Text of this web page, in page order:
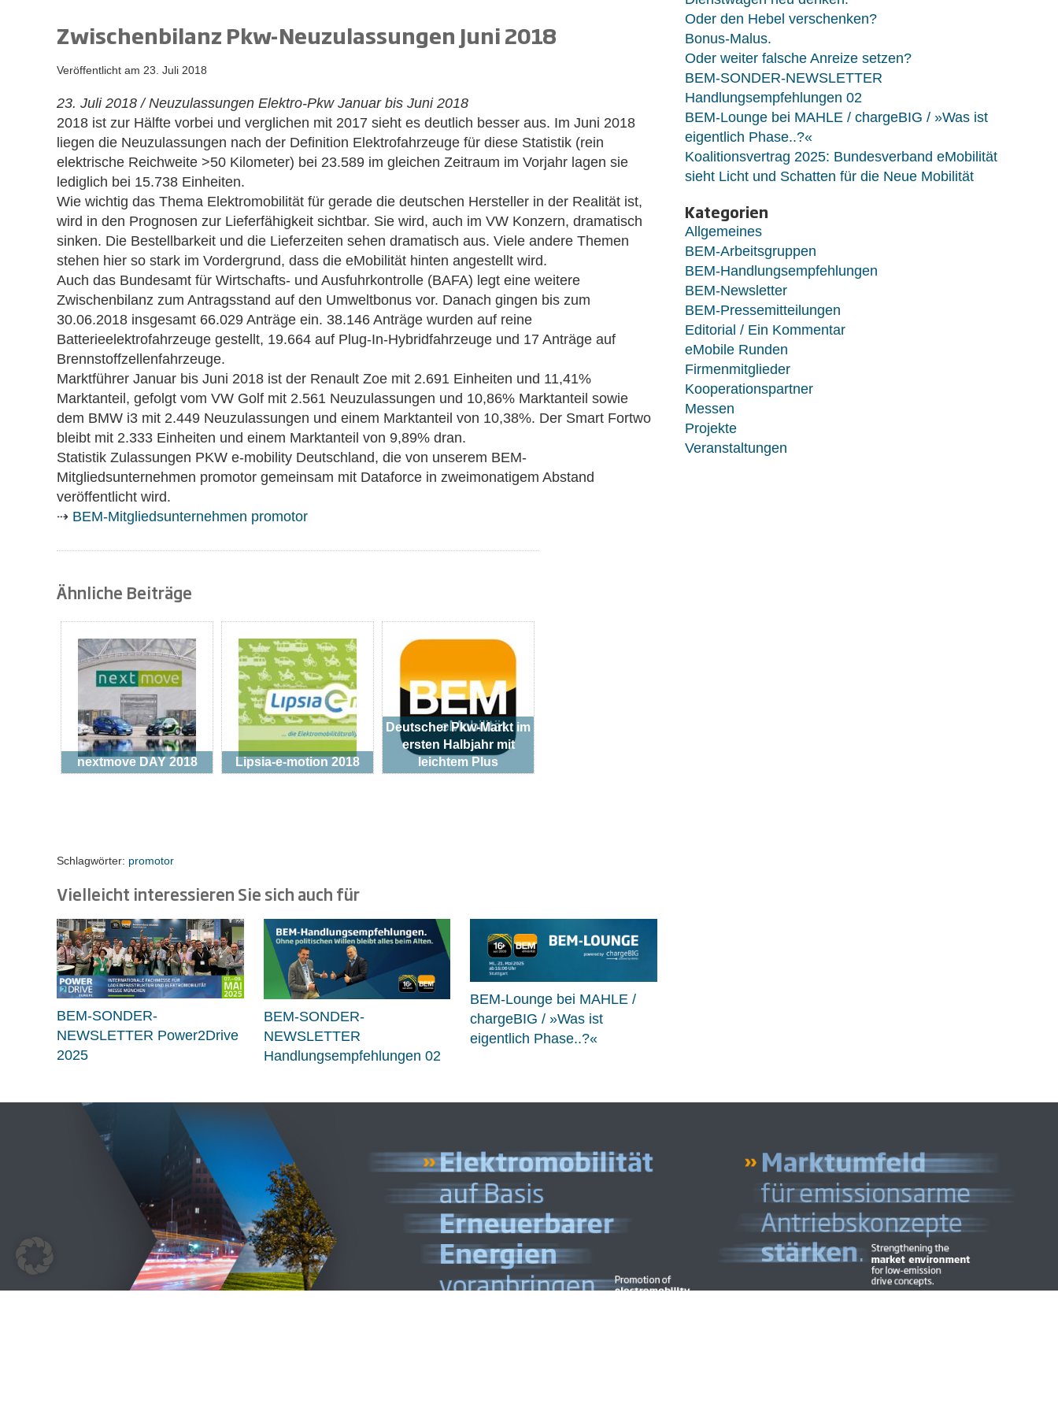
Zwischenbilanz Pkw-Neuzulassungen Juni 2018
Veröffentlicht am 23. Juli 2018
23. Juli 2018 / Neuzulassungen Elektro-Pkw Januar bis Juni 2018
2018 ist zur Hälfte vorbei und verglichen mit 2017 sieht es deutlich besser aus. Im Juni 2018
liegen die Neuzulassungen nach der Definition Elektrofahrzeuge für diese Statistik (rein
elektrische Reichweite >50 Kilometer) bei 23.589 im gleichen Zeitraum im Vorjahr lagen sie
lediglich bei 15.738 Einheiten.
Wie wichtig das Thema Elektromobilität für gerade die deutschen Hersteller in der Realität ist,
wird in den Prognosen zur Lieferfähigkeit sichtbar. Sie wird, auch im VW Konzern, dramatisch
sinken. Die Bestellbarkeit und die Lieferzeiten sehen dramatisch aus. Viele andere Themen
stehen hier so stark im Vordergrund, dass die eMobilität hinten angestellt wird.
Auch das Bundesamt für Wirtschafts- und Ausfuhrkontrolle (BAFA) legt eine weitere
Zwischenbilanz zum Antragsstand auf den Umweltbonus vor. Danach gingen bis zum
30.06.2018 insgesamt 66.029 Anträge ein. 38.146 Anträge wurden auf reine
Batterieelektrofahrzeuge gestellt, 19.664 auf Plug-In-Hybridfahrzeuge und 17 Anträge auf
Brennstoffzellenfahrzeuge.
Marktführer Januar bis Juni 2018 ist der Renault Zoe mit 2.691 Einheiten und 11,41%
Marktanteil, gefolgt vom VW Golf mit 2.561 Neuzulassungen und 10,86% Marktanteil sowie
dem BMW i3 mit 2.449 Neuzulassungen und einem Marktanteil von 10,38%. Der Smart Fortwo
bleibt mit 2.333 Einheiten und einem Marktanteil von 9,89% dran.
Statistik Zulassungen PKW e-mobility Deutschland, die von unserem BEM-
Mitgliedsunternehmen promotor gemeinsam mit Dataforce in zweimonatigem Abstand
veröffentlicht wird.
⇢ BEM-Mitgliedsunternehmen promotor
Ähnliche Beiträge
nextmove DAY 2018 Lipsia-e-motion 2018
Deutscher Pkw-Markt im
ersten Halbjahr mit
leichtem Plus
Schlagwörter: promotor
Vielleicht interessieren Sie sich auch für
BEM-SONDER-
NEWSLETTER Power2Drive
2025
BEM-SONDER-
NEWSLETTER
Handlungsempfehlungen 02
BEM-Lounge bei MAHLE /
chargeBIG / »Was ist
eigentlich Phase..?«
Oder den Hebel verschenken?
Bonus-Malus.
Oder weiter falsche Anreize setzen?
BEM-SONDER-NEWSLETTER
Handlungsempfehlungen 02
BEM-Lounge bei MAHLE / chargeBIG / »Was ist
eigentlich Phase..?«
Koalitionsvertrag 2025: Bundesverband eMobilität
sieht Licht und Schatten für die Neue Mobilität
Kategorien
Allgemeines
BEM-Arbeitsgruppen
BEM-Handlungsempfehlungen
BEM-Newsletter
BEM-Pressemitteilungen
Editorial / Ein Kommentar
eMobile Runden
Firmenmitglieder
Kooperationspartner
Messen
Projekte
Veranstaltungen